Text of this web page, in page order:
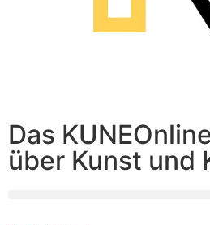
Das
über Kunst und